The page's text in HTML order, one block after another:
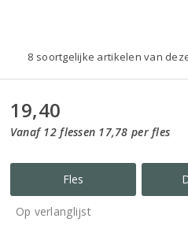
8 soortgelijke artikelen van
19,40
Vanaf 12 flessen 17,78 per fles
Fles
Op verlanglijst